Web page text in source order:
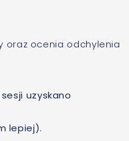
oraz ocenia odchylenia
uzyskano
lepiej).